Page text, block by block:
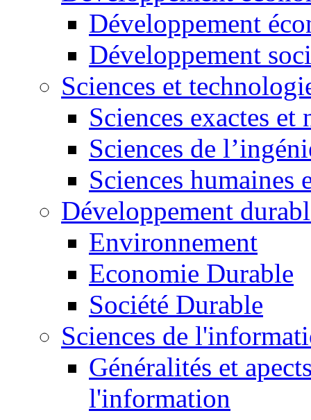
Développement
Développement
Sciences et
Sciences exactes et
Sciences de
Sciences humaines
Développement
Environnement
Economie Durable
Société Durable
Sciences de
Généralités et
l'information